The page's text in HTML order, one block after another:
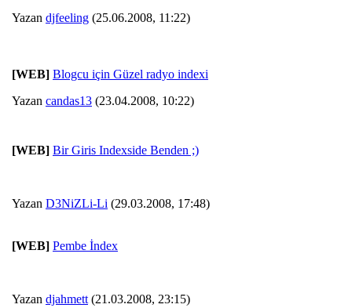
Yazan djfeeling (25.06.2008, 11:22)
[WEB] Blogcu için Güzel radyo indexi
Yazan candas13 (23.04.2008, 10:22)
[WEB] Bir Giris Indexside Benden ;)
Yazan D3NiZLi-Li (29.03.2008, 17:48)
[WEB] Pembe İndex
Yazan djahmett (21.03.2008, 23:15)